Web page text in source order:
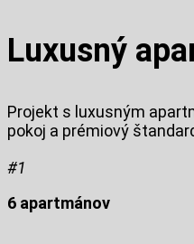
Luxusný
Projekt s luxusným
pokoj a prémiový
#1
6 apartmánov